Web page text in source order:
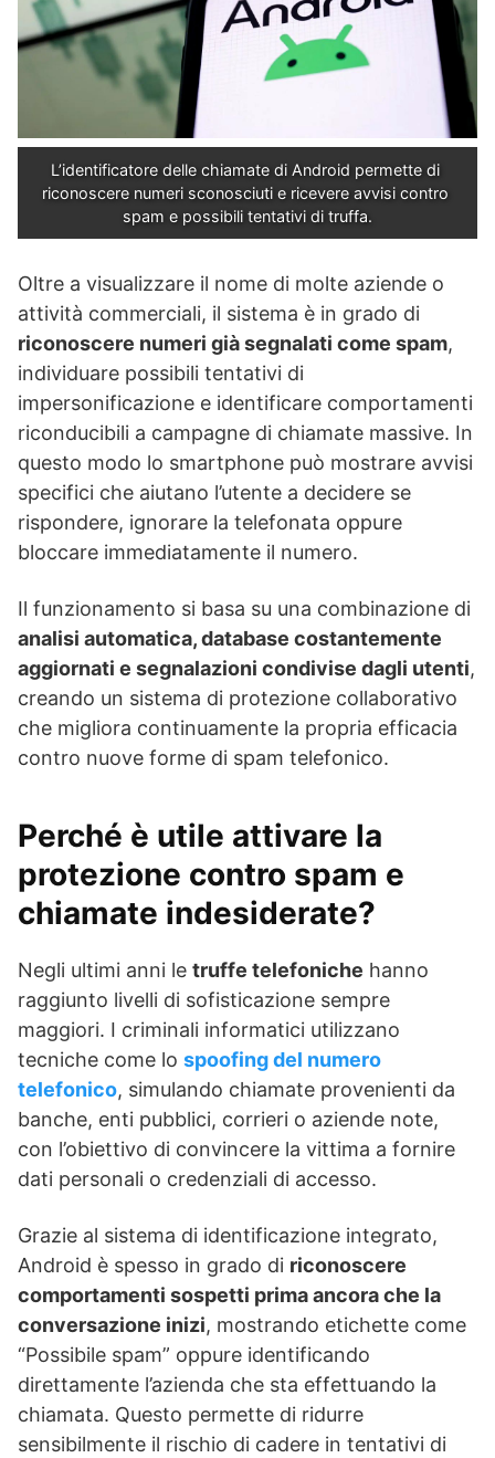
L’identificatore delle chiamate di Android permette di
riconoscere numeri sconosciuti e ricevere avvisi contro
spam e possibili tentativi di truffa.
Oltre a visualizzare il nome di molte aziende o
attività commerciali, il sistema è in grado di
riconoscere numeri già segnalati come spam,
individuare possibili tentativi di
impersonificazione e identificare comportamenti
riconducibili a campagne di chiamate massive. In
questo modo lo smartphone può mostrare avvisi
specifici che aiutano l’utente a decidere se
rispondere, ignorare la telefonata oppure
bloccare immediatamente il numero.
Il funzionamento si basa su una combinazione di
analisi automatica, database costantemente
aggiornati e segnalazioni condivise dagli utenti,
creando un sistema di protezione collaborativo
che migliora continuamente la propria efficacia
contro nuove forme di spam telefonico.
Perché è utile attivare la
protezione contro spam e
chiamate indesiderate?
Negli ultimi anni le truffe telefoniche hanno
raggiunto livelli di sofisticazione sempre
maggiori. I criminali informatici utilizzano
tecniche come lo spoofing del numero
telefonico, simulando chiamate provenienti da
banche, enti pubblici, corrieri o aziende note,
con l’obiettivo di convincere la vittima a fornire
dati personali o credenziali di accesso.
Grazie al sistema di identificazione integrato,
Android è spesso in grado di riconoscere
comportamenti sospetti prima ancora che la
conversazione inizi, mostrando etichette come
“Possibile spam” oppure identificando
direttamente l’azienda che sta effettuando la
chiamata. Questo permette di ridurre
sensibilmente il rischio di cadere in tentativi di